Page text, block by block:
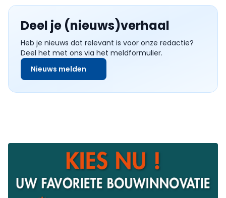
Deel je (nieuws)verhaal
Heb je nieuws dat relevant is voor onze redactie?
Deel het met ons via het meldformulier.
Nieuws melden